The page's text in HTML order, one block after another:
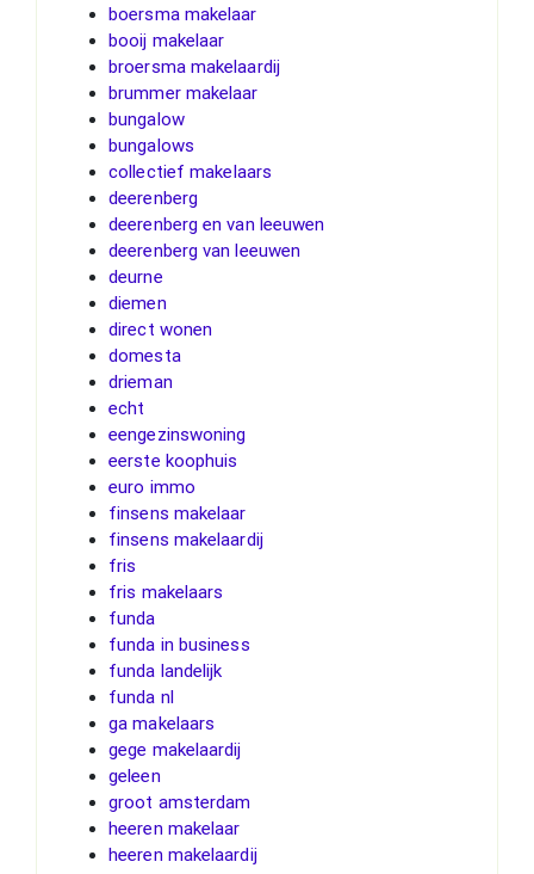
boersma makelaar
booij makelaar
broersma makelaardij
brummer makelaar
bungalow
bungalows
collectief makelaars
deerenberg
deerenberg en van leeuwen
deerenberg van leeuwen
deurne
diemen
direct wonen
domesta
drieman
echt
eengezinswoning
eerste koophuis
euro immo
finsens makelaar
finsens makelaardij
fris
fris makelaars
funda
funda in business
funda landelijk
funda nl
ga makelaars
gege makelaardij
geleen
groot amsterdam
heeren makelaar
heeren makelaardij